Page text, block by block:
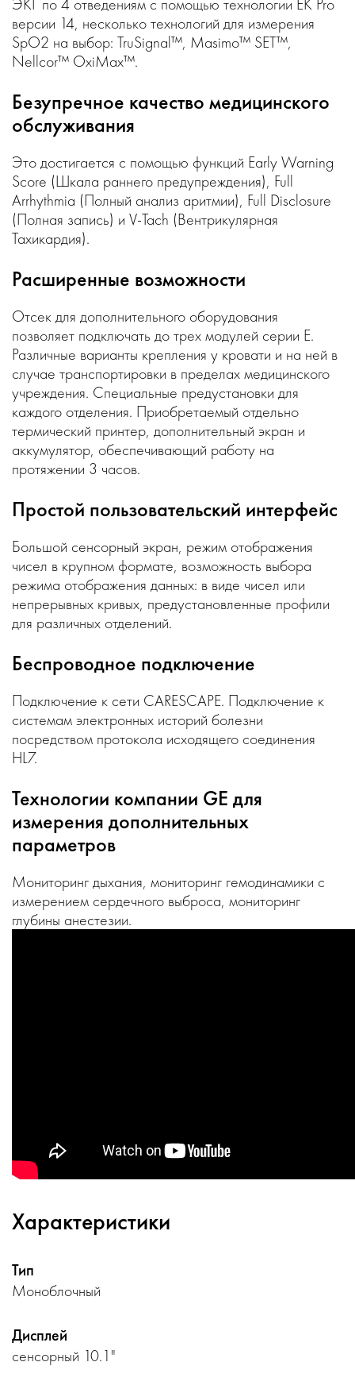
версии 14, несколько технологий для измерения
SpO2 на выбор: TruSignal™, Masimo™ SET™,
Nellcor™ OxiMax™.
Безупречное качество медицинского
обслуживания
Это достигается с помощью функций Early Warning
Score (Шкала раннего предупреждения), Full
Arrhythmia (Полный анализ аритмии), Full Disclosure
(Полная запись) и V-Tach (Вентрикулярная
Тахикардия).
Расширенные возможности
Отсек для дополнительного оборудования
позволяет подключать до трех модулей серии E.
Различные варианты крепления у кровати и на ней в
случае транспортировки в пределах медицинского
учреждения. Специальные предустановки для
каждого отделения. Приобретаемый отдельно
термический принтер, дополнительный экран и
аккумулятор, обеспечивающий работу на
протяжении 3 часов.
Простой пользовательский интерфейс
Большой сенсорный экран, режим отображения
чисел в крупном формате, возможность выбора
режима отображения данных: в виде чисел или
непрерывных кривых, предустановленные профили
для различных отделений.
Беспроводное подключение
Подключение к сети CARESCAPE. Подключение к
системам электронных историй болезни
посредством протокола исходящего соединения
HL7.
Технологии компании GE для
измерения дополнительных
параметров
Мониторинг дыхания, мониторинг гемодинамики с
измерением сердечного выброса, мониторинг
глубины анестезии.
Характеристики
Тип
Моноблочный
Дисплей
сенсорный 10.1"